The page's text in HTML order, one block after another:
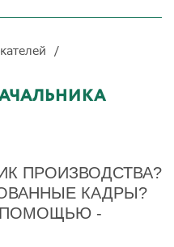
ПРОИЗВОДСТВА?
КАДРЫ?
ПОМОЩЬЮ -